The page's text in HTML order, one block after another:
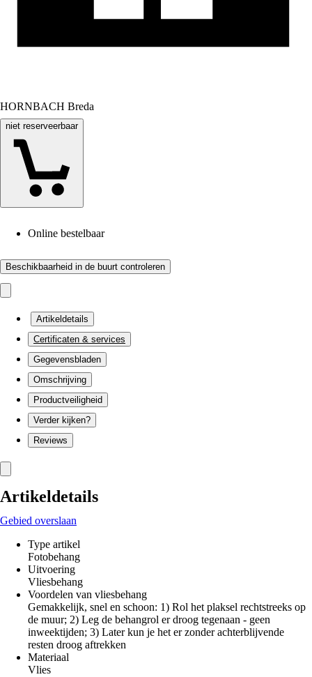
HORNBACH Breda
niet reserveerbaar
Online bestelbaar
Beschikbaarheid in de buurt controleren
Artikeldetails
Certificaten & services
Gegevensbladen
Omschrijving
Productveiligheid
Verder kijken?
Reviews
Artikeldetails
Gebied overslaan
Type artikel
Fotobehang
Uitvoering
Vliesbehang
Voordelen van vliesbehang
Gemakkelijk, snel en schoon: 1) Rol het plaksel rechtstreeks op
de muur; 2) Leg de behangrol er droog tegenaan - geen
inweektijden; 3) Later kun je het er zonder achterblijvende
resten droog aftrekken
Materiaal
Vlies